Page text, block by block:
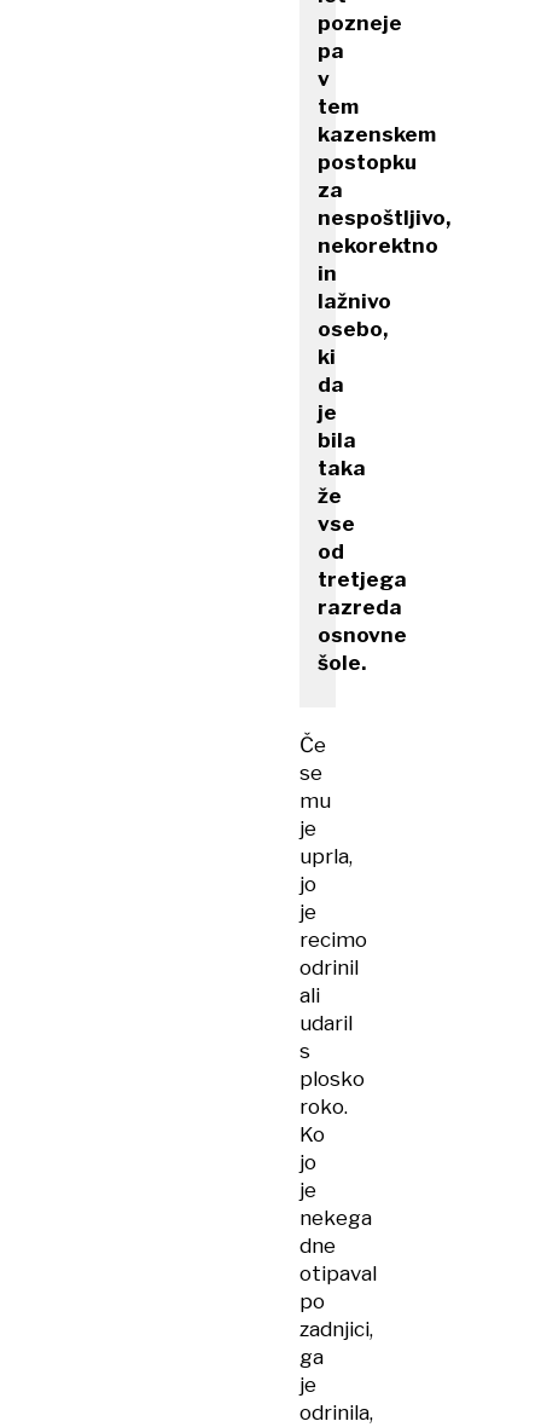
pozneje
pa
v
tem
kazenskem
postopku
za
nespoštljivo,
nekorektno
in
lažnivo
osebo,
ki
da
je
bila
taka
že
vse
od
tretjega
razreda
osnovne
šole.
Če
se
mu
je
uprla,
jo
je
recimo
odrinil
ali
udaril
s
plosko
roko.
Ko
jo
je
nekega
dne
otipaval
po
zadnjici,
ga
je
odrinila,